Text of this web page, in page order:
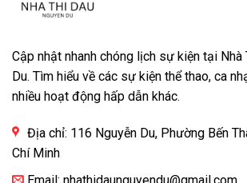
Cập nhật nhanh chóng lịch sự kiện tại Nhà
Du. Tìm hiểu về các sự kiện thể thao, ca
nhiều hoạt động hấp dẫn khác.
Địa chỉ: 116 Nguyễn Du, Phường Bến
Chí Minh